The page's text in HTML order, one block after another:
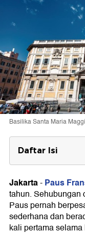
Basilika Santa Maria
Daftar Isi
Basilika
Jakarta-Paus
tahun. Sehubungan
Paus pernah
sederhana dan
kali pertama